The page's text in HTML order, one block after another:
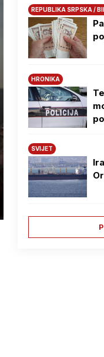
REPUBLIKA SRPSKA /
HRONIKA
SVIJET